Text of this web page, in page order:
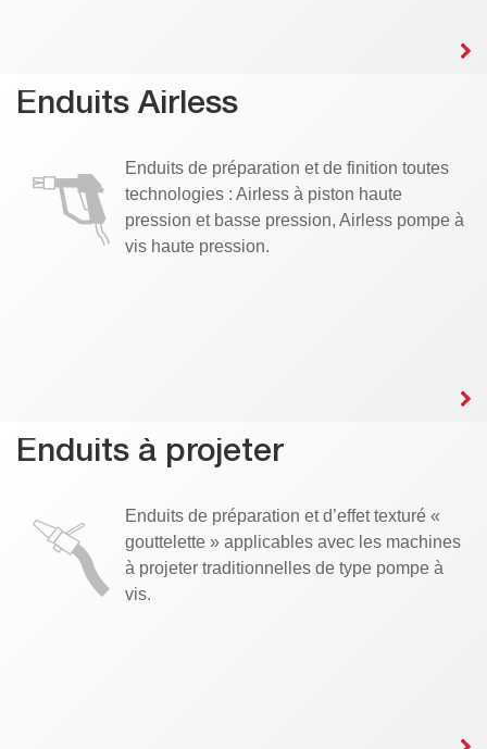
Enduits Airless
Enduits de préparation et de finition toutes
technologies : Airless à piston haute
pression et basse pression, Airless pompe à
vis haute pression.
Enduits à projeter
Enduits de préparation et d’effet texturé «
gouttelette » applicables avec les machines
à projeter traditionnelles de type pompe à
vis.